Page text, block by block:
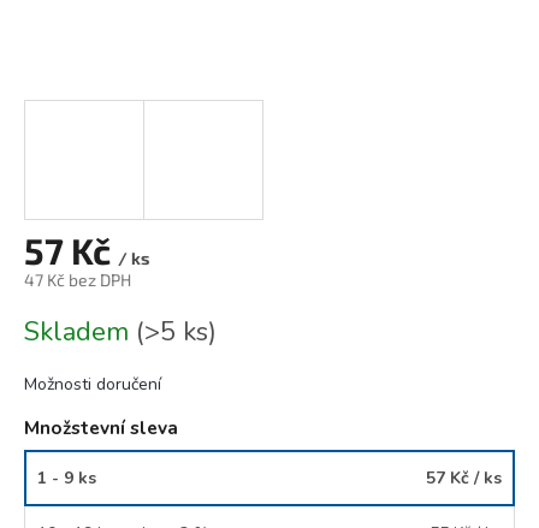
57 Kč / ks
47 Kč bez DPH
cena:
Skladem (>5 ks)
Možnosti doručení
Množstevní sleva
1 - 9 ks 57 Kč / ks